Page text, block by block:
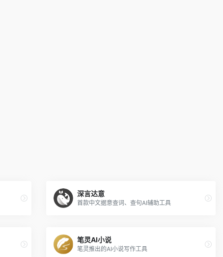
深言达意
首款中文据意查词、查句AI辅助工具
笔灵AI小说
笔灵推出的AI小说写作工具